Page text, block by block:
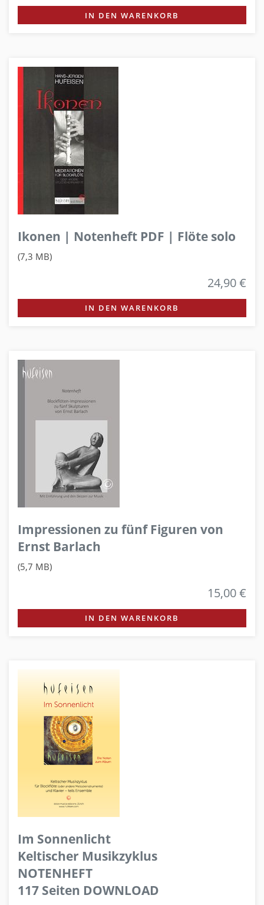
IN DEN WARENKORB
Ikonen | Notenheft PDF | Flöte solo
(7,3 MB)
24,90 €
IN DEN WARENKORB
Impressionen zu fünf Figuren von
Ernst Barlach
(5,7 MB)
15,00 €
IN DEN WARENKORB
Im Sonnenlicht
Keltischer Musikzyklus
NOTENHEFT
117 Seiten DOWNLOAD